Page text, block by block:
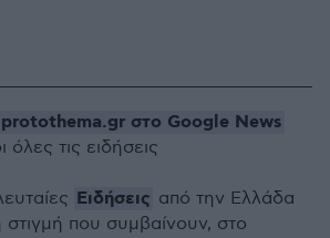
protothema.gr στο Google News
όλες τις ειδήσεις
Ειδήσεις από την Ελλάδα
στιγμή που συμβαίνουν, στο